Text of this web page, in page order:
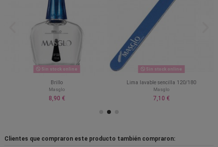
Sin stock online
Brillo
Masglo
8,90 €
Sin stock online
Lima lavable sencilla 120/180
Masglo
7,10 €
Clientes que compraron este producto también compraron: